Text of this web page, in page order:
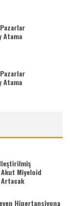
Atama
Atama
Miyeloid
Artacak
Hipertansiyona